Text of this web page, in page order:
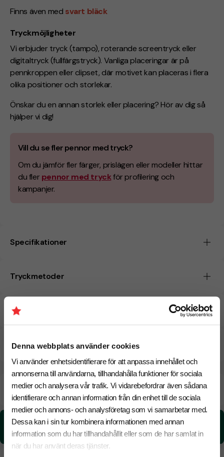
Denna webbplats använder cookies
Vi använder enhetsidentifierare för att anpassa innehållet och
annonserna till användarna, tillhandahålla funktioner för sociala
medier och analysera vår trafik. Vi vidarebefordrar även sådana
identifierare och annan information från din enhet till de sociala
medier och annons- och analysföretag som vi samarbetar med.
Dessa kan i sin tur kombinera informationen med annan
information som du har tillhandahållit eller som de har samlat in
när du har använt deras tjänster.
Finns även med svart bläck
Tryckmöjligheter
Vi erbjuder tryck (tampo), roterande screentryck eller
digitaltryck (fullfärgstryck). Vanliga placeringar är på
pennkroppen eller clipset, där motivet kan placeras i flera
olika positioner och storlekar.
Önskar du en annan storlek eller placering? Hör av dig så
hjälper vi dig!
Vill du se fler pennor med tryck?
Om du jämför fler färger, prislägen eller modeller hittar
du fler pennor med tryckför profilering och
kampanjer.
Specifikationer
Tryckmetoder
Pristabell
CO₂e -avtryck
18 Augusti Beräknad leveranstid: 6 arbetsdagar
Snabbare leverans? Kontakta oss.
CO₂e -avtryck:
0,0206233745582926 kg CO₂e / per styck